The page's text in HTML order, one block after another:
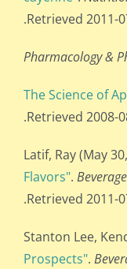
Retrieved 2011-
Pharmacology &
Retrieved 2008-
Latif, Ray (May
Flavors".
Retrieved 2011-
Stanton Lee,
Prospects".